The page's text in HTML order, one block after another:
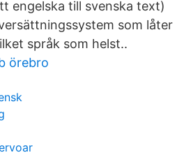
engelska till svenska text)
som låter
språk som helst..
örebro